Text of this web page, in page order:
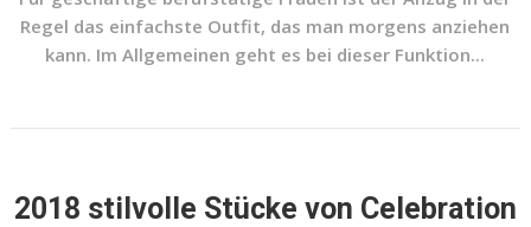
Regel das einfachste Outfit, das man morgens anziehen
kann. Im Allgemeinen geht es bei dieser Funktion...
2018 stilvolle Stücke von Celebration